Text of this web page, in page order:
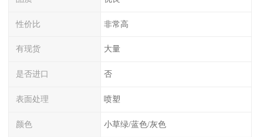
性价比 非常高
有现货 大量
是否进口 否
表面处理 喷塑
颜色 小草绿/蓝色/灰色